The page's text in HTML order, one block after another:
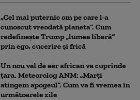
„Cel mai puternic om pe care l-a
cunoscut vreodată planeta”. Cum
redefinește Trump „lumea liberă”
prin ego, cucerire și frică
Un nou val de aer african va cuprinde
țara. Meteorolog ANM: „Marți
atingem apogeul”. Cum va fi vremea în
următoarele zile